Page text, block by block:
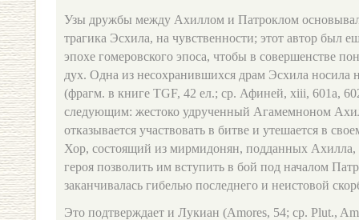
Узы дружбы между Ахиллом и Патроклом
трагика Эсхила, на чувственности; этот автор был
эпохе гомеровского эпоса, чтобы в совершенстве
дух. Одна из несохранившихся драм Эсхила носила
(фрагм. в книге TGF, 42 ел.; ср. Афиней, xiii, 601a,
следующим: жестоко удрученный Агамемноном
отказывается участвовать в битве и утешается в
Хор, состоящий из мирмидонян, подданных Ахилла,
героя позволить им вступить в бой под началом
заканчивалась гибелью последнего и неистовой
Это подтверждает и Лукиан (Amores, 54; ср. Plut.,